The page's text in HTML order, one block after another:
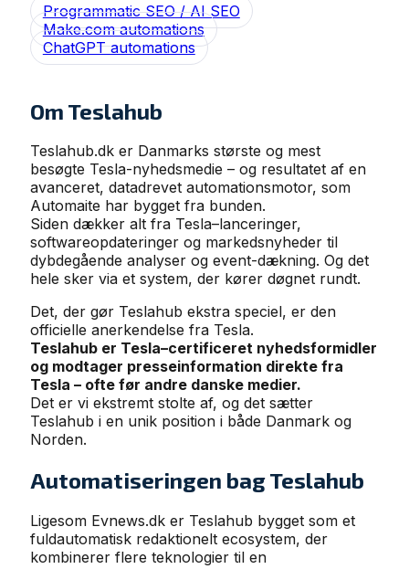
Programmatic SEO / AI SEO
Make.com automations
ChatGPT automations
Om Teslahub
Teslahub.dk er Danmarks største og mest
besøgte Tesla-nyhedsmedie – og resultatet af en
avanceret, datadrevet automationsmotor, som
Automaite har bygget fra bunden.
Siden dækker alt fra Tesla–lanceringer,
softwareopdateringer og markedsnyheder til
dybdegående analyser og event-dækning. Og det
hele sker via et system, der kører døgnet rundt.
Det, der gør Teslahub ekstra speciel, er den
officielle anerkendelse fra Tesla.
Teslahub er Tesla–certificeret nyhedsformidler
og modtager presseinformation direkte fra
Tesla – ofte før andre danske medier.
Det er vi ekstremt stolte af, og det sætter
Teslahub i en unik position i både Danmark og
Norden.
Automatiseringen bag Teslahub
Ligesom Evnews.dk er Teslahub bygget som et
fuldautomatisk redaktionelt ecosystem, der
kombinerer flere teknologier til en